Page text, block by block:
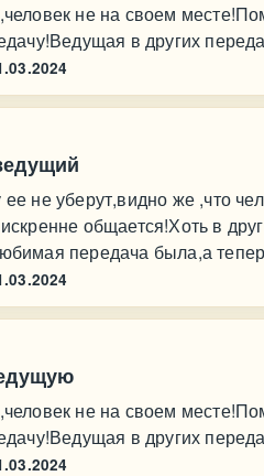
не на своем
в других
не уберут,видно же ,что
общается!Хоть в
передача была,а
не на своем
в других